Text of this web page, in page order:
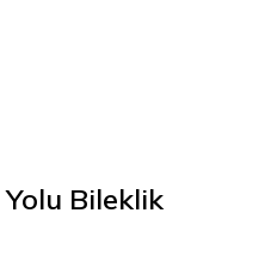
Bileklik